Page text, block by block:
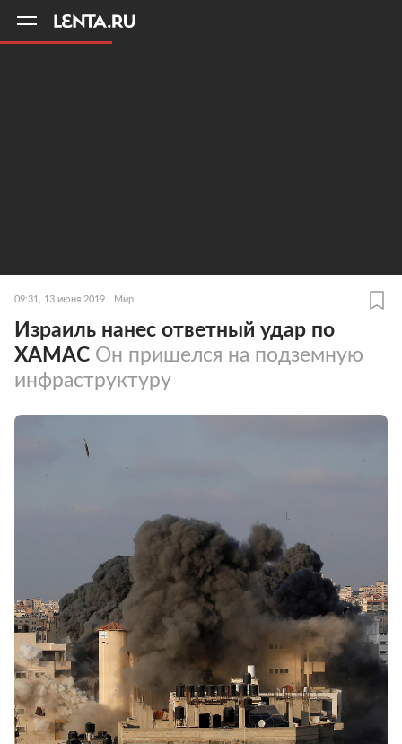
09:31, 13 июня 2019 Мир
Израиль нанес ответный удар по
ХАМАС Он пришелся на подземную
инфраструктуру